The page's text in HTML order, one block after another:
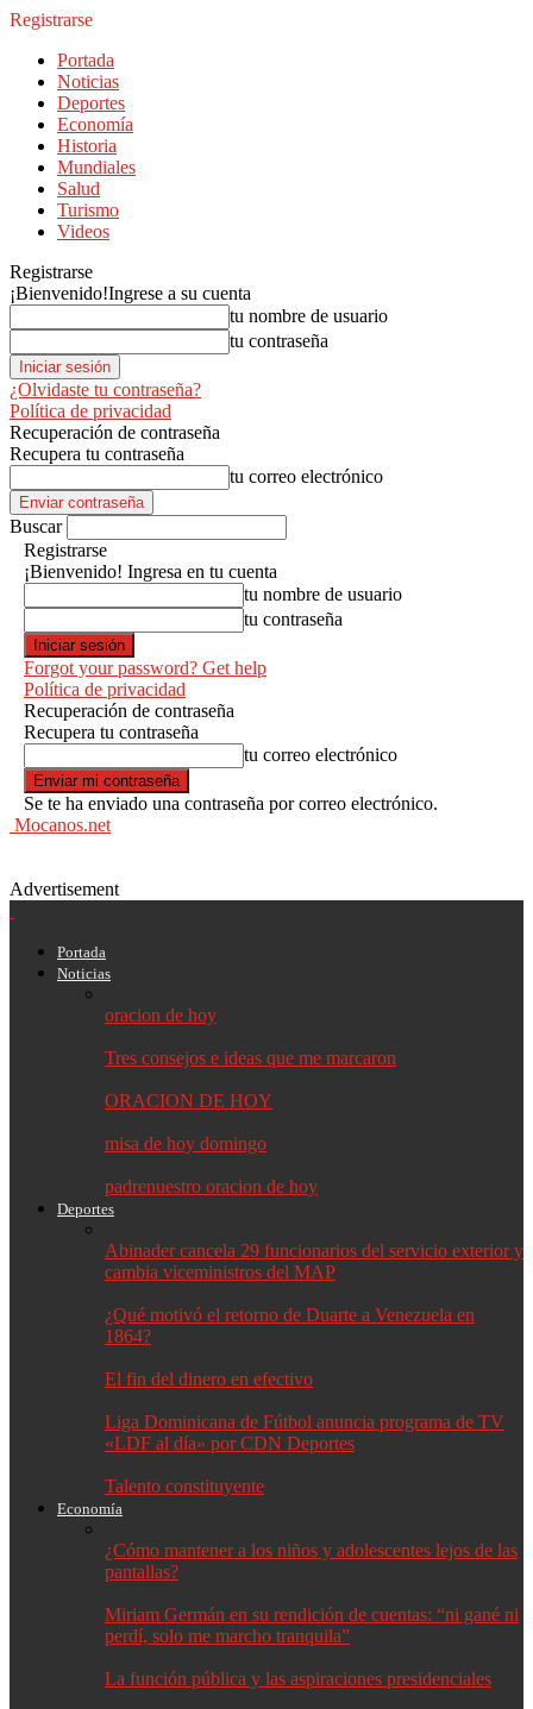
Registrarse
Portada
Noticias
Deportes
Economía
Historia
Mundiales
Salud
Turismo
Videos
Registrarse
¡Bienvenido!Ingrese a su cuenta
tu nombre de usuario
tu contraseña
¿Olvidaste tu contraseña?
Política de privacidad
Recuperación de contraseña
Recupera tu contraseña
tu correo electrónico
Buscar
Registrarse
¡Bienvenido! Ingresa en tu cuenta
tu nombre de usuario
tu contraseña
Forgot your password? Get help
Política de privacidad
Recuperación de contraseña
Recupera tu contraseña
tu correo electrónico
Se te ha enviado una contraseña por correo electrónico.
Mocanos.net
Advertisement
Portada
Noticias
oracion de hoy
Tres consejos e ideas que me marcaron
ORACION DE HOY
misa de hoy domingo
padrenuestro oracion de hoy
Deportes
Abinader cancela 29 funcionarios del servicio exterior y
cambia viceministros del MAP
¿Qué motivó el retorno de Duarte a Venezuela en
1864?
El fin del dinero en efectivo
Liga Dominicana de Fútbol anuncia programa de TV
«LDF al día» por CDN Deportes
Talento constituyente
Economía
¿Cómo mantener a los niños y adolescentes lejos de las
pantallas?
Miriam Germán en su rendición de cuentas: “ni gané ni
perdí, solo me marcho tranquila”
La función pública y las aspiraciones presidenciales